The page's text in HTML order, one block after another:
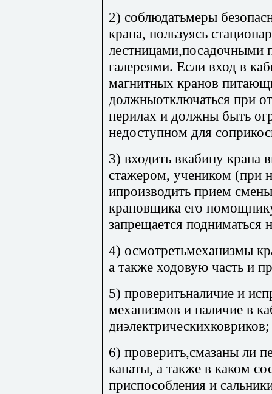
2) соблюдатьмеры
крана, пользуясь
галереями. Если вход в
магнитных кранов
должныотключаться при
перилах и должны быть
недоступном для
3) входить вкабину крана
стажером, учеником (при
ипроизводить прием
крановщика его
запрещается подниматься
4) осмотретьмеханизмы
а также ходовую часть и
5) проверитьналичие и
механизмов и наличие в
диэлектрическихковриков;
6) проверить,смазаны ли
канаты, а также в каком
приспособления и